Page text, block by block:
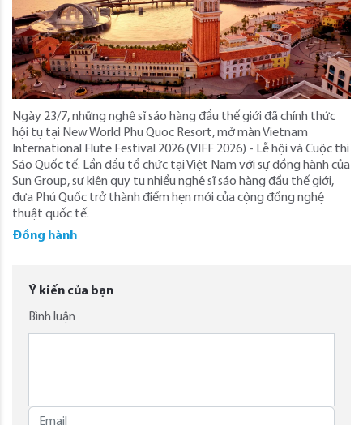
Ngày 23/7, những nghệ sĩ sáo hàng đầu thế giới đã chính thức
hội tụ tại New World Phu Quoc Resort, mở màn Vietnam
International Flute Festival 2026 (VIFF 2026) - Lễ hội và Cuộc thi
Sáo Quốc tế. Lần đầu tổ chức tại Việt Nam với sự đồng hành của
Sun Group, sự kiện quy tụ nhiều nghệ sĩ sáo hàng đầu thế giới,
đưa Phú Quốc trở thành điểm hẹn mới của cộng đồng nghệ
thuật quốc tế.
Đồng hành
Ý kiến của bạn
Bình luận